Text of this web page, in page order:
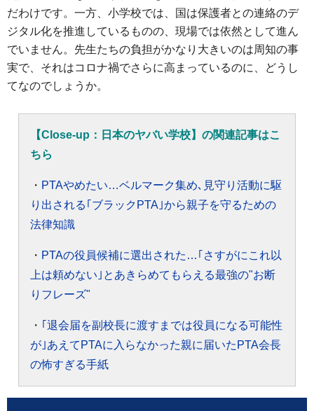
だわけです。一方、小学校では、国は保護者との連絡のデ
ジタル化を推進しているものの、現場では依然として進ん
でいません。先生たちの負担がかなり大きいのは周知の事
実で、それはコロナ禍でさらに高まっているのに、どうし
てなのでしょうか。
【Close-up：日本のヤバい学校】の関連記事はこ
ちら
・ PTAやめたい…ベルマーク集め､見守り活動に駆
り出される｢ブラックPTA｣から親子を守るための
法律知識
・ PTAの役員候補に選出された…｢さすがにこれ以
上は頼めない｣とあきらめてもらえる最強の"お断
りフレーズ"
・ ｢退会届を副校長に渡すまでは役員になる可能性
が｣あえてPTAに入らなかった親に届いたPTA会長
の怖すぎる手紙